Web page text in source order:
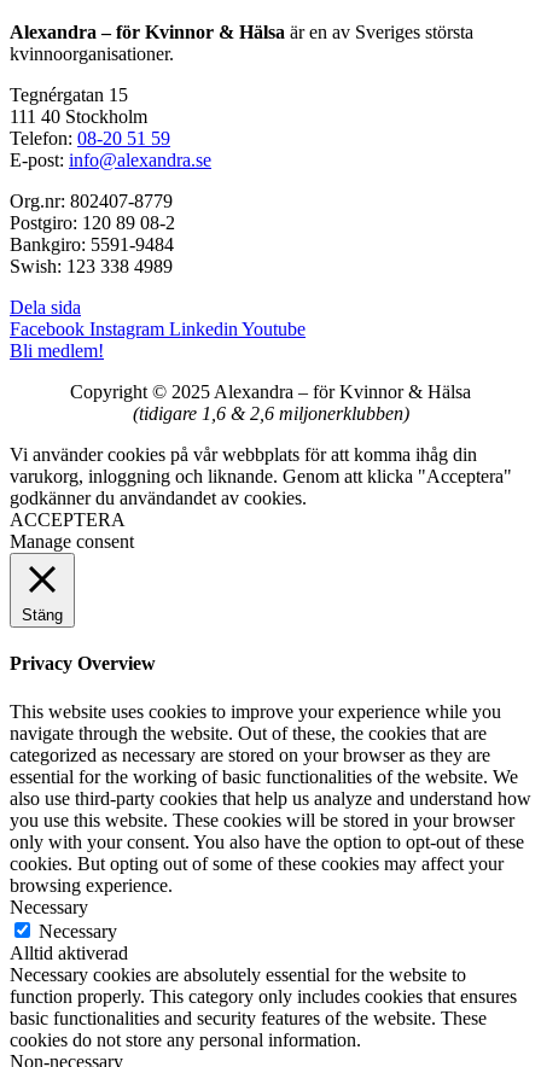
Alexandra – för Kvinnor & Hälsa är en av Sveriges största
kvinnoorganisationer.
Tegnérgatan 15
111 40 Stockholm
Telefon: 08-20 51 59
E-post: info@alexandra.se
Org.nr: 802407-8779
Postgiro: 120 89 08-2
Bankgiro: 5591-9484
Swish: 123 338 4989
Dela sida
Facebook Instagram Linkedin Youtube
Bli medlem!
Copyright © 2025 Alexandra – för Kvinnor & Hälsa
(tidigare 1,6 & 2,6 miljonerklubben)
Vi använder cookies på vår webbplats för att komma ihåg din
varukorg, inloggning och liknande. Genom att klicka "Acceptera"
godkänner du användandet av cookies.
ACCEPTERA
Manage consent
Stäng
Privacy Overview
This website uses cookies to improve your experience while you
navigate through the website. Out of these, the cookies that are
categorized as necessary are stored on your browser as they are
essential for the working of basic functionalities of the website. We
also use third-party cookies that help us analyze and understand how
you use this website. These cookies will be stored in your browser
only with your consent. You also have the option to opt-out of these
cookies. But opting out of some of these cookies may affect your
browsing experience.
Necessary
Necessary
Alltid aktiverad
Necessary cookies are absolutely essential for the website to
function properly. This category only includes cookies that ensures
basic functionalities and security features of the website. These
cookies do not store any personal information.
Non-necessary